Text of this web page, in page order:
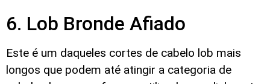
6. Lob Bronde Afiado
Este é um daqueles cortes de cabelo lob mais
longos que podem até atingir a categoria de